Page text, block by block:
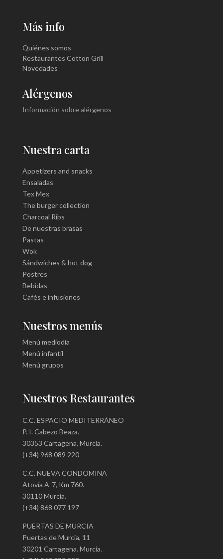
Más info
Quiénes somos
Restaurantes Cotton Grill
Novedades
Alérgenos
Información sobre alérgenos
Nuestra carta
Appetizers and snacks
Ensaladas
Tex Mex
The burger collection
Charcoal Ribs
De nuestras brasas
Pastas
Wok
Sándwiches & hot dog
Postres
Bebidas
Cafés e infusiones
Nuestros menús
Menú mediodía
Menú infantil
Menú grupos
Nuestros Restaurantes
C.C. ESPACIO MEDITERRÁNEO
P. I. Cabezo Beaza.
30353 Cartagena, Murcia.
(+34) 968 089 220
C.C. NUEVA CONDOMINA
Atovía A-7, Km 760.
30110 Murcia.
(+34) 868 077 197
PUERTAS DE MURCIA
Puertas de Murcia, 11
30201 Cartagena. Murcia.